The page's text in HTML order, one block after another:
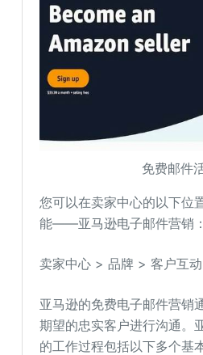
免费邮件
您可以在卖家中心的以下位
能——亚马逊电子邮件营销：
卖家中心 > 品牌 > 客户互动
亚马逊的免费电子邮件营销
期望的忠实客户进行沟通。
的工作过程包括以下多个基